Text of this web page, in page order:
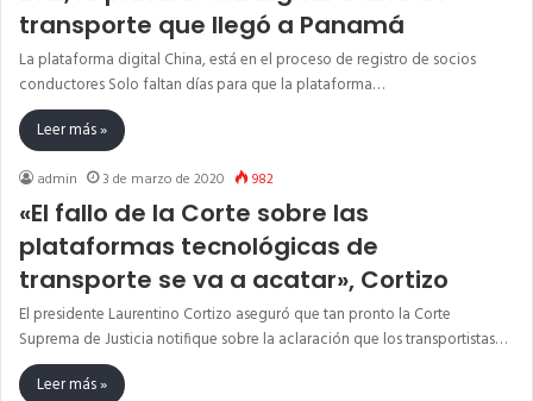
transporte que llegó a Panamá
La plataforma digital China, está en el proceso de registro de socios
conductores Solo faltan días para que la plataforma…
Leer más »
admin 3 de marzo de 2020 982
«El fallo de la Corte sobre las
plataformas tecnológicas de
transporte se va a acatar», Cortizo
El presidente Laurentino Cortizo aseguró que tan pronto la Corte
Suprema de Justicia notifique sobre la aclaración que los transportistas…
Leer más »